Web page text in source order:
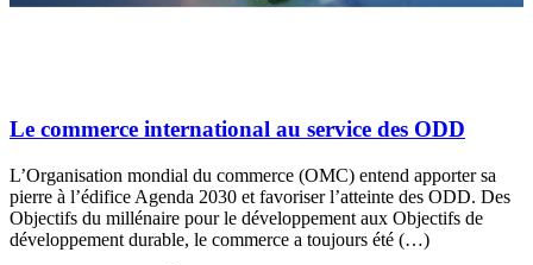
Le commerce international au service des ODD
L’Organisation mondial du commerce (OMC) entend apporter sa
pierre à l’édifice Agenda 2030 et favoriser l’atteinte des ODD. Des
Objectifs du millénaire pour le développement aux Objectifs de
développement durable, le commerce a toujours été (…)